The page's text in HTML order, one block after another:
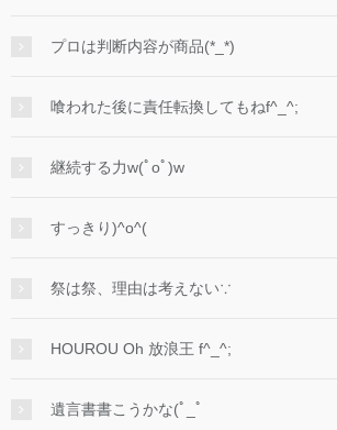
プロは判断内容が商品(*_*)
喰われた後に責任転換してもねf^_^;
継続する力w(ﾟoﾟ)w
すっきり)^o^(
祭は祭、理由は考えない∵
HOUROU Oh 放浪王 f^_^;
遺言書書こうかな(ﾟ_ﾟ